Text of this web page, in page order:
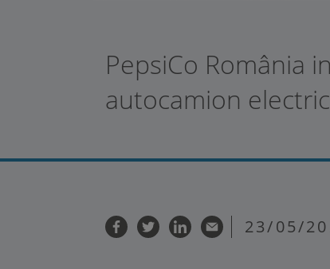
PepsiCo România
autocamion
23/05/